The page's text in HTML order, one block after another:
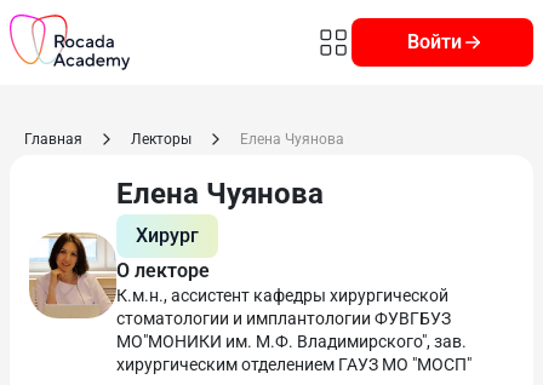
Войти
Главная Лекторы Елена Чуянова
Елена Чуянова
Хирург
О лекторе
К.м.н., ассистент кафедры хирургической
стоматологии и имплантологии ФУВГБУЗ
МО"МОНИКИ им. М.Ф. Владимирского", зав.
хирургическим отделением ГАУЗ МО "МОСП"